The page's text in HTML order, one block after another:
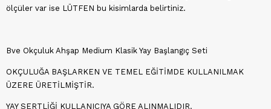
ölçüler var ise LÜTFEN bu kisimlarda belirtiniz.
Bve Okçuluk Ahşap Medium Klasik Yay Başlangıç Seti
OKÇULUĞA BAŞLARKEN VE TEMEL EĞİTİMDE KULLANILMAK
ÜZERE ÜRETİLMİŞTİR.
YAY SERTLİĞİ KULLANICIYA GÖRE ALINMALIDIR.